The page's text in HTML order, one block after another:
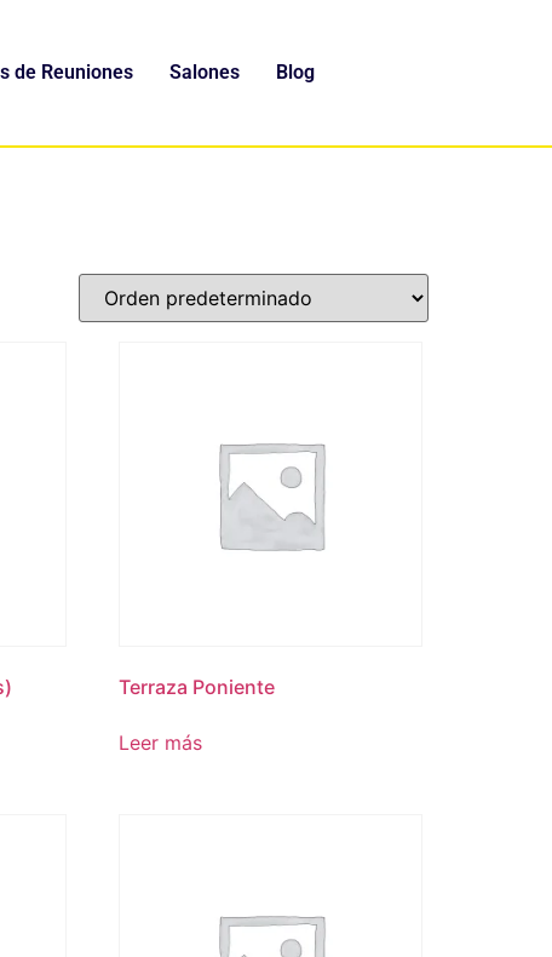
de Reuniones Salones Blog
Terraza Poniente
Leer más